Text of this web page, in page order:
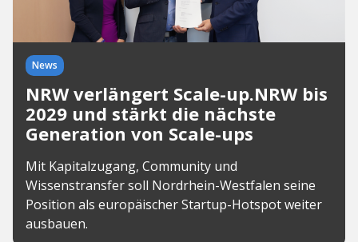
News
NRW verlängert Scale-up.NRW bis
2029 und stärkt die nächste
Generation von Scale-ups
Mit Kapitalzugang, Community und
Wissenstransfer soll Nordrhein-Westfalen seine
Position als europäischer Startup-Hotspot weiter
ausbauen.